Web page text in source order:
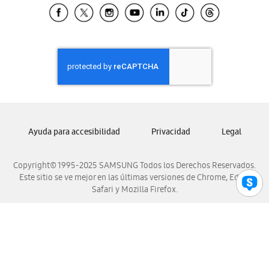
Samsung El Salvador
Samsung Honduras
Samsung Nicaragua
Samsung Panamá
Samsung Venezuela
Copyright© 1995-2025 SAMSUNG Todos los Derechos Reservados.
Este sitio se ve mejor en las últimas versiones de Chrome, Edge,
Safari y Mozilla Firefox.
Ayuda para accesibilidad Privacidad Legal